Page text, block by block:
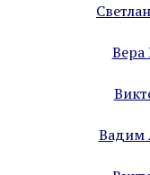
Вера
Вадим